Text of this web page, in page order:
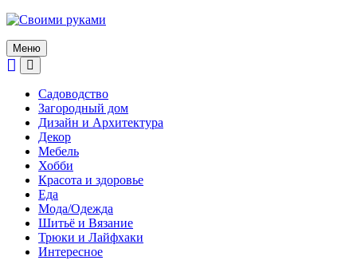
Skip
content
Меню
Садоводство
Загородный дом
Дизайн и Архитектура
Декор
Мебель
Хобби
Красота и здоровье
Еда
Мода/Одежда
Шитьё и Вязание
Трюки и Лайфхаки
Интересное